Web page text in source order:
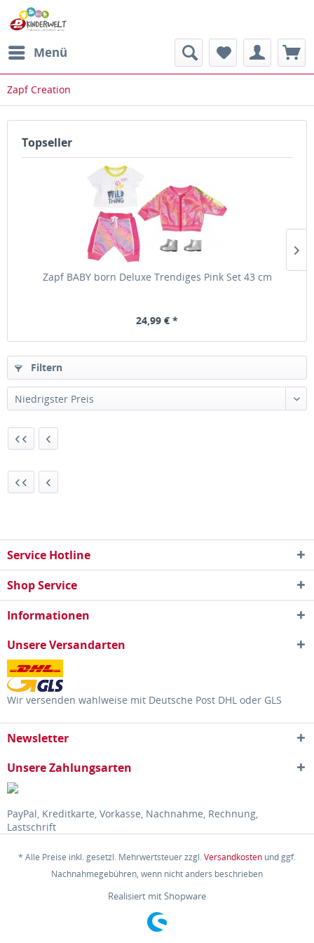
Menü
Zapf Creation
Topseller
Zapf BABY born Deluxe Trendiges Pink Set 43 cm
24,99 € *
Filtern
Service Hotline
Shop Service
Informationen
Unsere Versandarten
Wir versenden wahlweise mit Deutsche Post DHL oder GLS
Newsletter
Unsere Zahlungsarten
PayPal, Kreditkarte, Vorkasse, Nachnahme, Rechnung,
Lastschrift
* Alle Preise inkl. gesetzl. Mehrwertsteuer zzgl.Versandkosten und ggf.
Nachnahmegebühren, wenn nicht anders beschrieben
Realisiert mit Shopware